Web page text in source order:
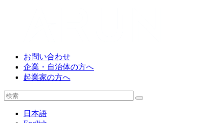
お問い合わせ
企業・自治体の方へ
起業家の方へ
日本語